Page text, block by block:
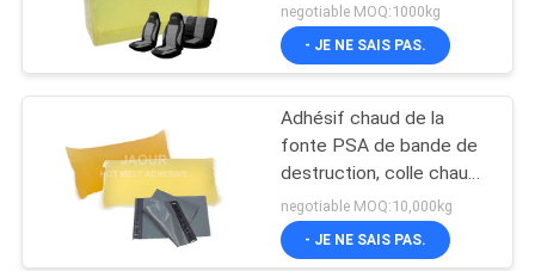
negotiable MOQ:1000kg
- JE NE SAIS PAS.
Adhésif chaud de la
fonte PSA de bande de
destruction, colle chaude
de la fonte PSA de
bande de destruction
negotiable MOQ:10,000kg
- JE NE SAIS PAS.